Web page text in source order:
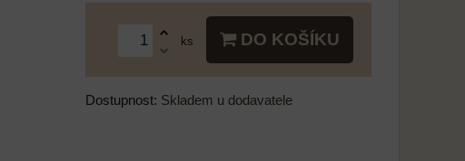
ks DO KOŠÍKU
Dostupnost: Skladem u dodavatele